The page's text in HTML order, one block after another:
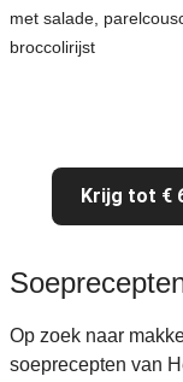
met salade,
broccolirijst
Krijg tot €
Op zoek naar
soeprecepten van